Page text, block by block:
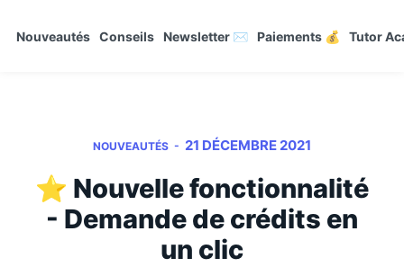
Nouveautés Conseils Newsletter ✉️ Paiements 💰 Tutor
NOUVEAUTÉS - 21 DÉCEMBRE 2021
⭐ Nouvelle fonctionnalité
- Demande de crédits en
un clic